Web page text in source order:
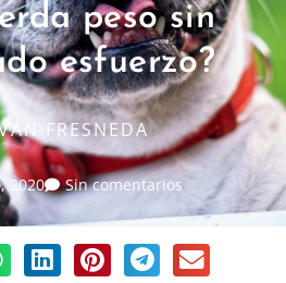
peso sin
esfuerzo?
FRESNEDA
2020 Sin comentarios